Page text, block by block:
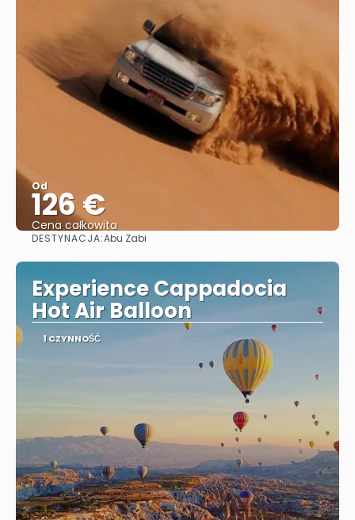
Od
126 €
Cena całkowita
DESTYNACJA:Abu Zabi
Experience Cappadocia
Hot Air Balloon
1 CZYNNOŚĆ